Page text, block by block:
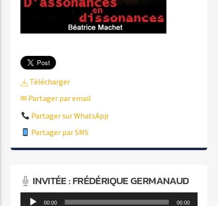
Télécharger
✉ Partager par email
Partager sur WhatsApp
Partager par SMS
INVITÉE : FRÉDÉRIQUE GERMANAUD
Lecteur 00:00 00:00